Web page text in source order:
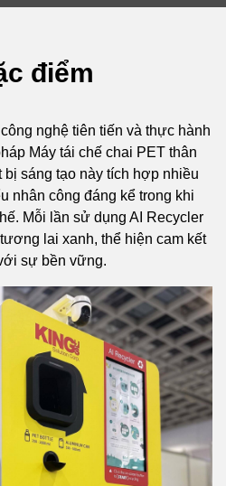
điểm
nghệ tiên tiến và thực hành
Máy tái chế chai PET thân
sáng tạo này tích hợp nhiều
nhân công đáng kể trong khi
Mỗi lần sử dụng AI Recycler
lai xanh, thể hiện cam kết
sự bền vững.